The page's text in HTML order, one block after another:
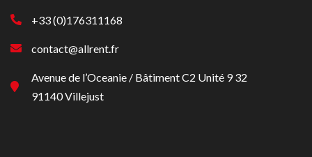
+33 (0)176311168
contact@allrent.fr
Avenue de l’Oceanie / Bâtiment C2 Unité 9 32
91140 Villejust